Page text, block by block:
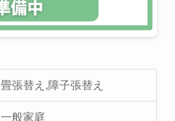
畳張替え,障子張替え
一般家庭